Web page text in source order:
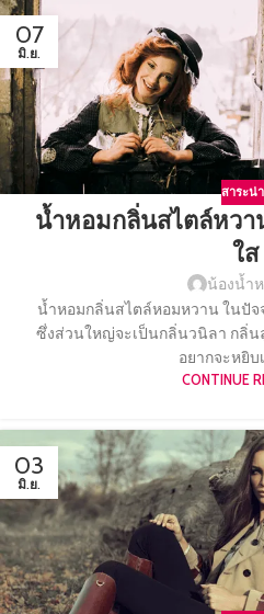
07
มิ.ย.
สาระน่
น้ำหอมกลิ่นสไตล์หวา
ใส
น้องน้ำ
น้ำหอมกลิ่นสไตล์หอมหวาน ในปั
ซึ่งส่วนใหญ่จะเป็นกลิ่นวนิลา กลิ่
อยากจะหยิบ
CONTINUE
03
มิ.ย.